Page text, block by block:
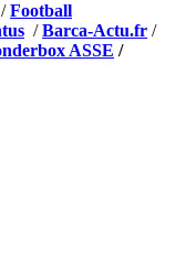
/Football
/Barca-Actu.fr /
ASSE /